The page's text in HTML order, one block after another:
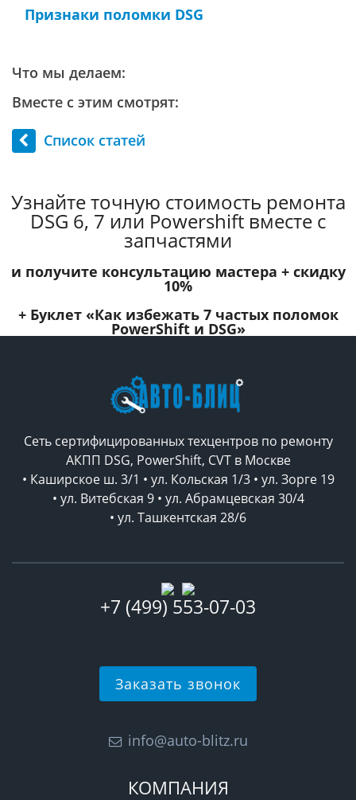
Признаки поломки DSG
Что мы делаем:
Вместе с этим смотрят:
Список статей
Узнайте точную стоимость ремонта
DSG 6, 7 или Powershift вместе с
запчастями
и получите консультацию мастера + скидку
10%
+ Буклет «Как избежать 7 частых поломок
PowerShift и DSG»
Сеть сертифицированных техцентров по ремонту
АКПП DSG, PowerShift, CVT в Москве
• Каширское ш. 3/1 • ул. Кольская 1/3 • ул. Зорге 19
• ул. Витебская 9 • ул. Абрамцевская 30/4
• ул. Ташкентская 28/6
+7 (499) 553-07-03
Заказать звонок
info@auto-blitz.ru
КОМПАНИЯ